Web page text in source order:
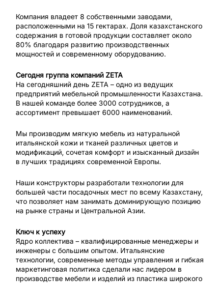
Компания владеет 8 собственными заводами,
расположенными на 15 гектарах. Доля казахстанского
содержания в готовой продукции составляет около
80% благодаря развитию производственных
мощностей и современному оборудованию.
Сегодня группа компаний ZETA
На сегодняшний день ZETA – одно из ведущих
предприятий мебельной промышленности Казахстана.
В нашей команде более 3000 сотрудников, а
ассортимент превышает 6000 наименований.
Мы производим мягкую мебель из натуральной
итальянской кожи и тканей различных цветов и
модификаций, сочетая комфорт и изысканный дизайн
в лучших традициях современной Европы.
Наши конструкторы разработали технологии для
большей части посадочных мест по всему Казахстану,
что позволяет нам занимать доминирующую позицию
на рынке страны и Центральной Азии.
Ключ к успеху
Ядро коллектива – квалифицированные менеджеры и
инженеры с большим опытом. Итальянские
технологии, современные методы управления и гибкая
маркетинговая политика сделали нас лидером в
производстве мебели и изделий из пластика широкого